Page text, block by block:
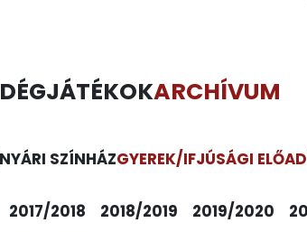
ARCHÍVUM
SZÍNHÁZGYEREK/IFJÚSÁGI
2017/2018 2018/2019 2019/2020